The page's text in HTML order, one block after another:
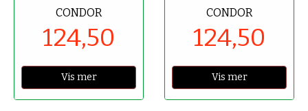
CONDOR
124,50
Vis mer
CONDOR
124,50
Vis mer